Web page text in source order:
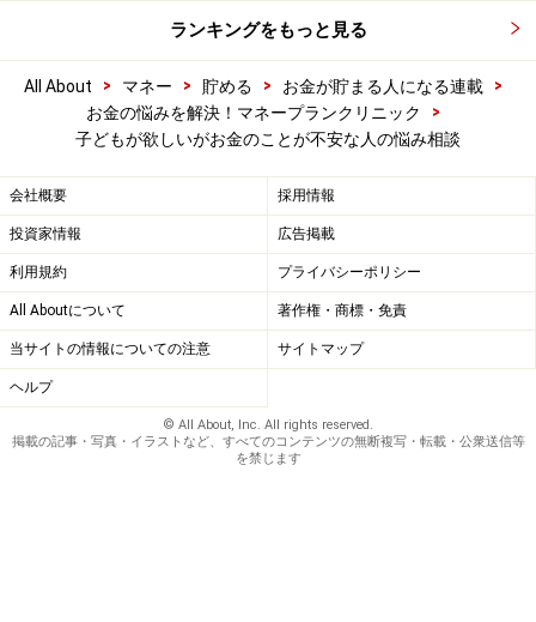
ランキングをもっと見る
All About > マネー > 貯める > お金が貯まる人になる連載
>
お金の悩みを解決！マネープランクリニック
>
子どもが欲しいがお金のことが不安な人の悩み相談
会社概要 採用情報
投資家情報 広告掲載
利用規約 プライバシーポリシー
All Aboutについて 著作権・商標・免責
当サイトの情報についての注意 サイトマップ
ヘルプ
© All About, Inc. All rights reserved.
掲載の記事・写真・イラストなど、すべてのコンテンツの無断複写・転載・公衆送信等
を禁じます